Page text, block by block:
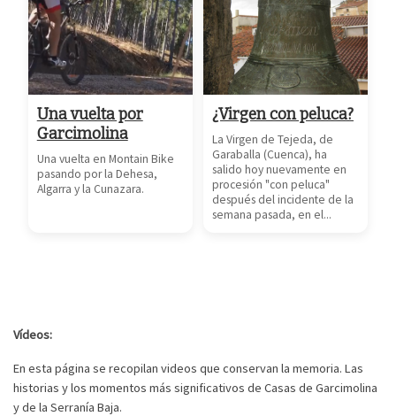
Una vuelta por
Garcimolina
Una vuelta en Montain Bike
pasando por la Dehesa,
Algarra y la Cunazara.
¿Virgen con peluca?
La Virgen de Tejeda, de
Garaballa (Cuenca), ha
salido hoy nuevamente en
procesión "con peluca"
después del incidente de la
semana pasada, en el...
Vídeos:
En esta página se recopilan videos que conservan la memoria. Las
historias y los momentos más significativos de Casas de Garcimolina
y de la Serranía Baja.